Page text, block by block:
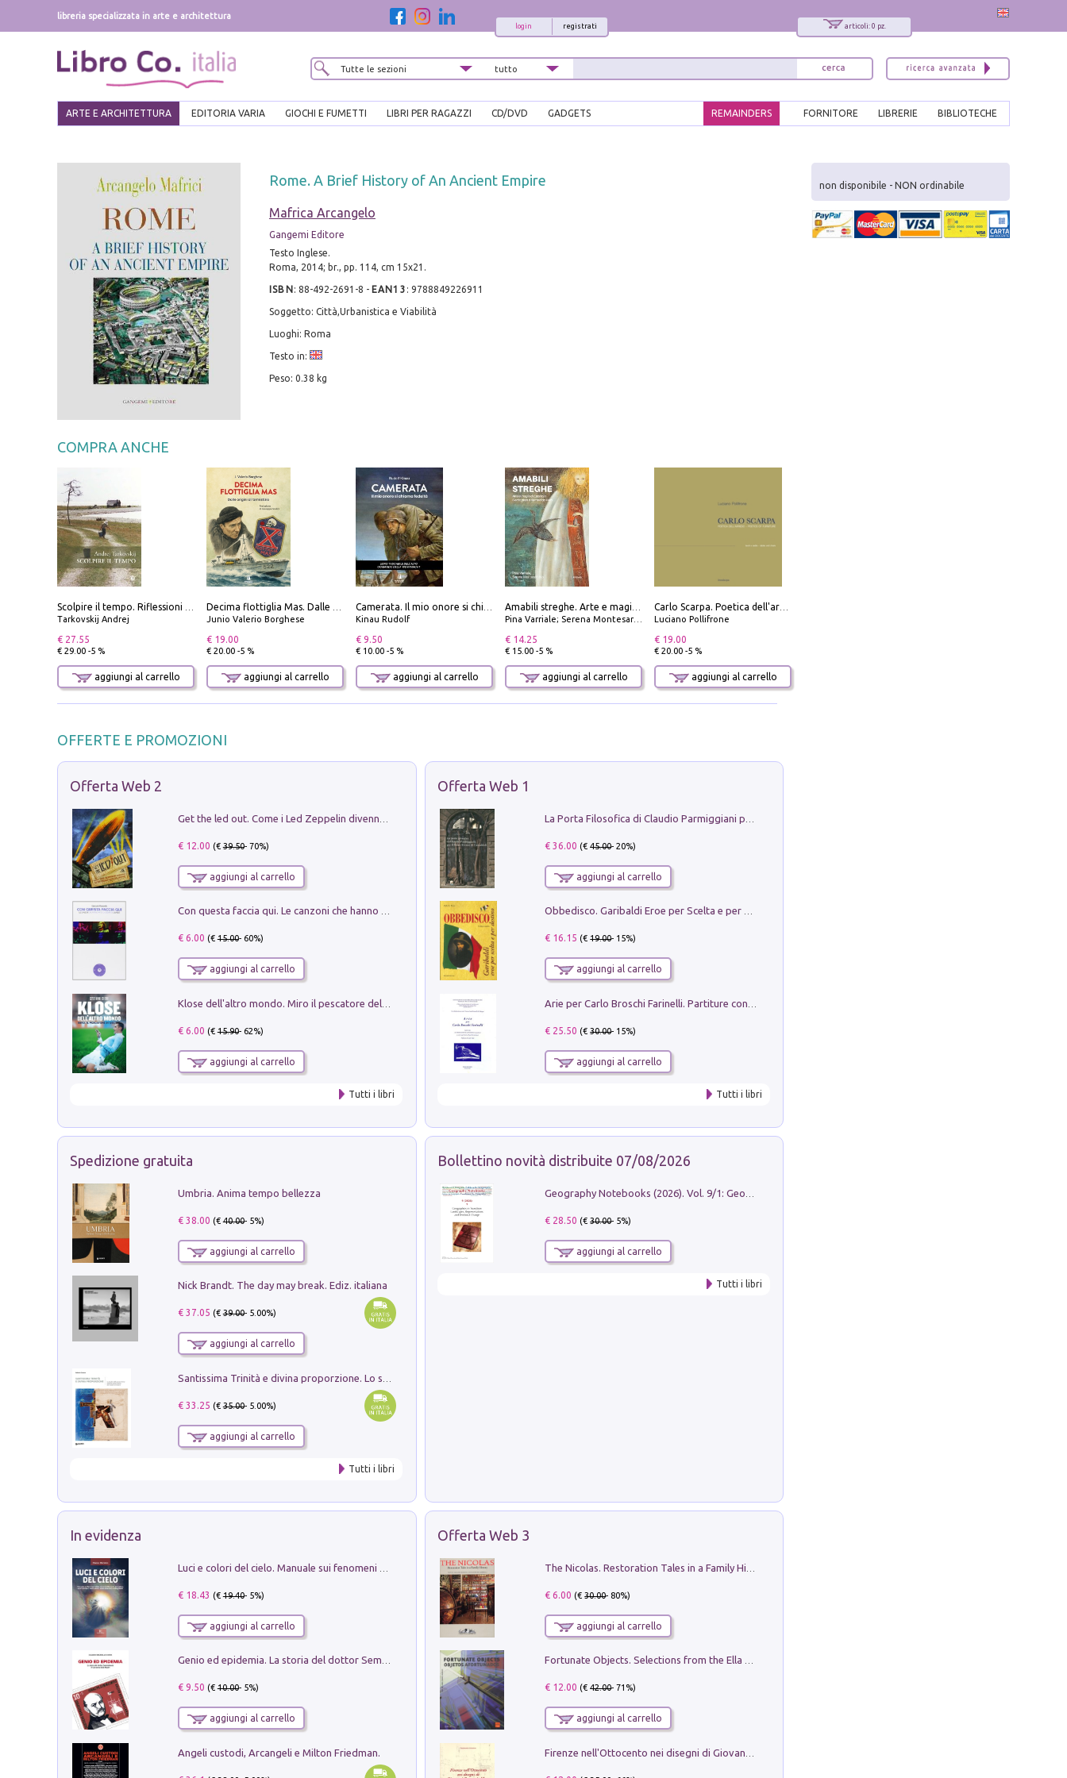
libreria specializzata in arte e architettura
articoli: 0 pz.
registrati
login
ARTE E ARCHITETTURA EDITORIA VARIA GIOCHI E FUMETTI LIBRI PER RAGAZZI CD/DVD GADGETS BIBLIOTECHE
LIBRERIE
FORNITORE
REMAINDERS
Rome. A Brief History of An Ancient Empire
Mafrica Arcangelo
Gangemi Editore
Testo Inglese.
Roma, 2014; br., pp. 114, cm 15x21.
ISBN : 88-492-2691-8 - EAN13 : 9788849226911
Soggetto: Città,Urbanistica e Viabilità
Luoghi: Roma
Testo in:
Peso: 0.38 kg
COMPRA ANCHE
Scolpire il tempo. Riflessioni sul cinema.
Tarkovskij Andrej
€ 27.55
€ 29.00 -5 %
aggiungi al carrello
Decima flottiglia Mas. Dalle origini all'armistizio
Junio Valerio Borghese
€ 19.00
€ 20.00 -5 %
aggiungi al carrello
Camerata. Il mio onore si chiama fedeltà
Kinau Rudolf
€ 9.50
€ 10.00 -5 %
aggiungi al carrello
Amabili streghe. Arte e magie di Leonora Carrington e Remedios Varo
Pina Varriale; Serena Montesarchio
€ 14.25
€ 15.00 -5 %
aggiungi al carrello
Carlo Scarpa. Poetica dell'arredo. Tavoli e sedie-Poetics of furniture. Tables and chairs. Ediz. bilingue
Luciano Pollifrone
€ 19.00
€ 20.00 -5 %
aggiungi al carrello
OFFERTE E PROMOZIONI
Offerta Web 2
€ 12.00 (€39.50- 70%)
aggiungi al carrello
Con questa faccia qui. Le canzoni che hanno fatto la storia di Ligabue
€ 6.00 (€15.00- 60%)
aggiungi al carrello
Klose dell'altro mondo. Miro il pescatore del goal
€ 6.00 (€15.90- 62%)
aggiungi al carrello
Tutti i libri
Offerta Web 1
€ 36.00 (€45.00- 20%)
aggiungi al carrello
Obbedisco. Garibaldi Eroe per Scelta e per Destino
€ 16.15 (€19.00- 15%)
aggiungi al carrello
€ 25.50 (€30.00- 15%)
aggiungi al carrello
Tutti i libri
Spedizione gratuita
Umbria. Anima tempo bellezza
€ 38.00 (€40.00- 5%)
aggiungi al carrello
Nick Brandt. The day may break. Ediz. italiana
€ 37.05 (€39.00- 5.00%)
aggiungi al carrello
€ 33.25 (€35.00- 5.00%)
aggiungi al carrello
Tutti i libri
Bollettino novità distribuite 07/08/2026
€ 28.50 (€30.00- 5%)
aggiungi al carrello
Tutti i libri
In evidenza
€ 18.43 (€19.40- 5%)
aggiungi al carrello
Genio ed epidemia. La storia del dottor Semmelweis, il Salvatore delle Madri
€ 9.50 (€10.00- 5%)
aggiungi al carrello
Angeli custodi, Arcangeli e Milton Friedman.
Offerta Web 3
€ 6.00 (€30.00- 80%)
aggiungi al carrello
Fortunate Objects. Selections from the Ella Fontanals-Cisneros Collection. Objetos Afortunados. Selección de la Colección Ella Fontanals-Cisneros
€ 12.00 (€42.00- 71%)
aggiungi al carrello
non disponibile - NON ordinabile
x
Interessato ai nostri libri?
Allora iscriviti alla nostra newsletter!
Sarai informato delle nostre novità, potrai
comunque cancellarti quando desideri.